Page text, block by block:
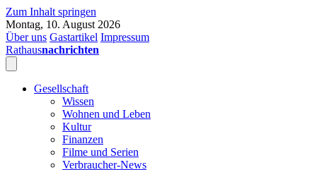
Zum Inhalt springen
Montag, 10. August 2026
Über uns Gastartikel Impressum
Rathausnachrichten
Gesellschaft
Wissen
Wohnen und Leben
Kultur
Finanzen
Filme und Serien
Verbraucher-News